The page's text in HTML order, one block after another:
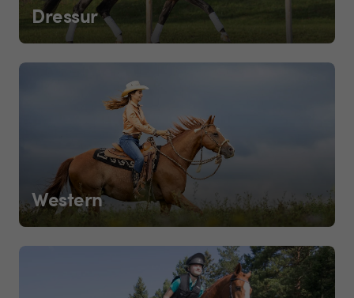
Dressur
Western